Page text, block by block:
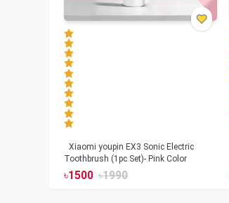
Toothbrush (1pc Set)- Pink Color
৳1500 ৳1990